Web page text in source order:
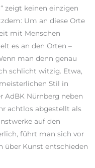
zeigt keinen einzigen
Um an diese Orte
mit Menschen
es an den Orten –
man denn genau
schlicht witzig. Etwa,
Stil in
AdBK Nürnberg neben
achtlos abgestellt als
auf den
führt man sich vor
über Kunst entschieden